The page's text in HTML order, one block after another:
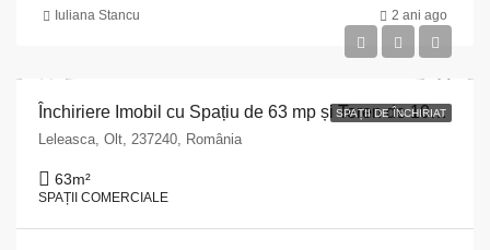
Iuliana Stancu 2 ani ago
SPAȚII DE ÎNCHIRIAT
Închiriere Imobil cu Spațiu de 63 mp și Teren de 1064 mp în Leleasca, Olt
Leleasca, Olt, 237240, România
63m²
SPAȚII COMERCIALE